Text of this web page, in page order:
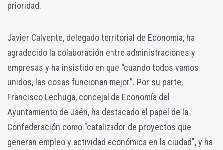
prioridad.
Javier Calvente, delegado territorial de Economía, ha
agradecido la colaboración entre administraciones y
empresas y ha insistido en que “cuando todos vamos
unidos, las cosas funcionan mejor”. Por su parte,
Francisco Lechuga, concejal de Economía del
Ayuntamiento de Jaén, ha destacado el papel de la
Confederación como "catalizador de proyectos que
generan empleo y actividad económica en la ciudad", y ha